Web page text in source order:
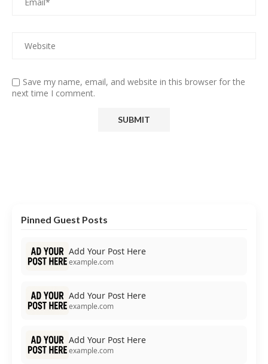
Save my name, email, and website in this browser for the
next time I comment.
Pinned Guest Posts
Add Your Post Here
example.com
Add Your Post Here
example.com
Add Your Post Here
example.com